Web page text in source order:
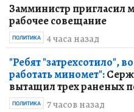
Замминистр пригласил
рабочее совещание
4 часа назад
ПОЛИТИКА
"Ребят "затрехсотило",
работать миномет":
вытащил трех раненых
7 часов назад
ПОЛИТИКА